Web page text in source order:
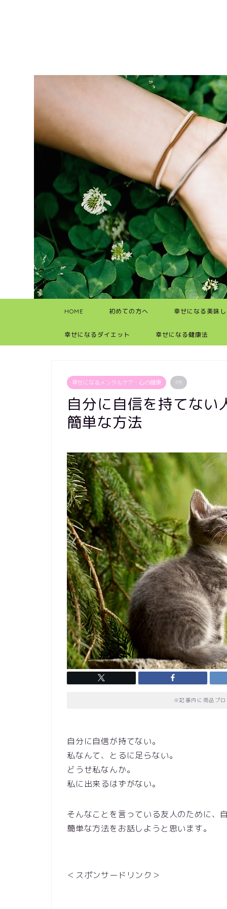
HOME 初めての方へ 幸せになる美味
幸せになるダイエット 幸せになる健康法
幸せになるメンタルケア・心の健康 PR
自分に自信を持てな
簡単な方法
※記事内に商品プ
自分に自信が持てない。
私なんて、とるに足らない。
どうせ私なんか。
私に出来るはずがない。
そんなことを言っている友人のために、
簡単な方法をお話しようと思います。
＜スポンサードリンク＞